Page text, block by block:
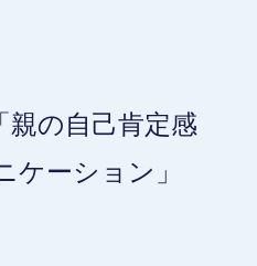
親の自己肯定感
ケーション」